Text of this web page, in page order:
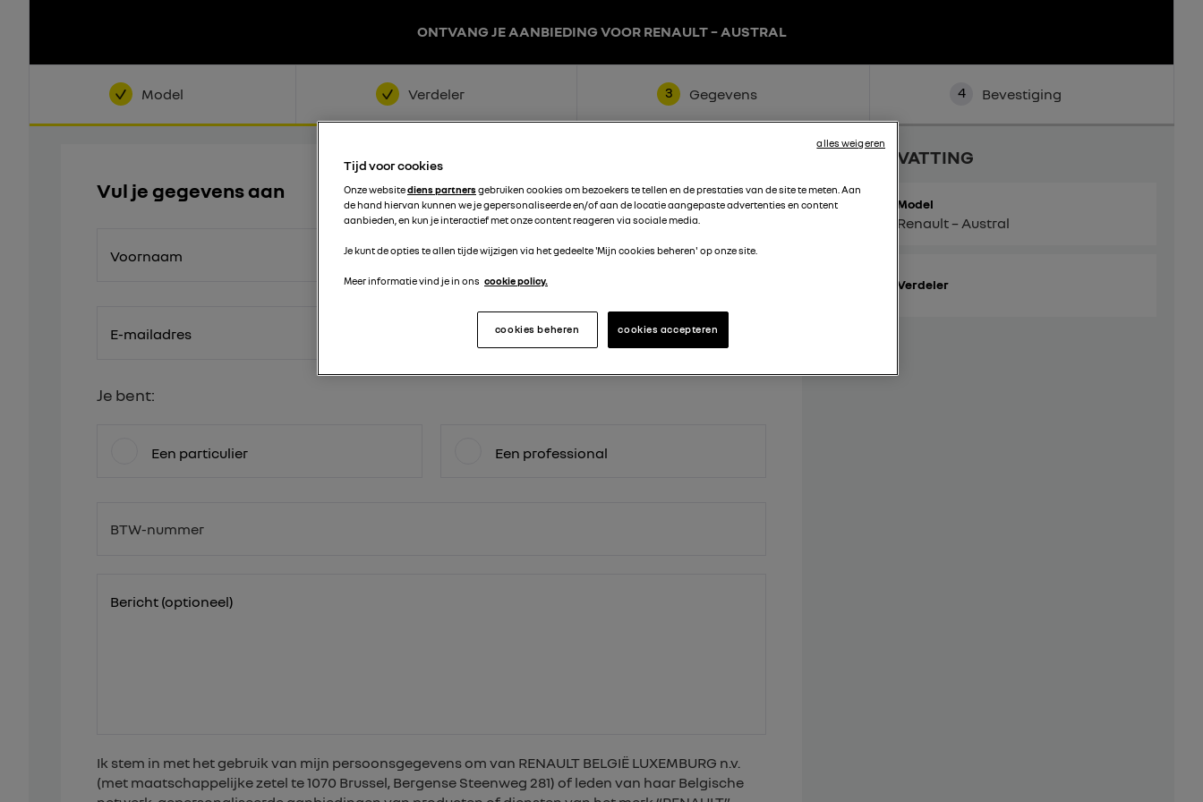
ONTVANG JE AANBIEDING VOOR RENAULT – AUSTRAL
Model Verdeler 3 Gegevens 4 Bevestiging
Vul je gegevens aan
Voornaam Achternaam
E-mailadres Telefoon
Je bent:
Een particulier Een professional
BTW-nummer
BE
Bericht (optioneel)
Ik stem in met het gebruik van mijn persoonsgegevens om van RENAULT BELGIË LUXEMBURG n.v.
(met maatschappelijke zetel te 1070 Brussel, Bergense Steenweg 281) of leden van haar Belgische
SAMENVATTING
Model
Renault – Austral
Verdeler
Tijd voor cookies
Onze websitediens partnersgebruiken cookies om bezoekers te tellen en de prestaties van de site te meten. Aan
de hand hiervan kunnen we je gepersonaliseerde en/of aan de locatie aangepaste advertenties en content
aanbieden, en kun je interactief met onze content reageren via sociale media.
Je kunt de opties te allen tijde wijzigen via het gedeelte 'Mijn cookies beheren' op onze site.
Meer informatie vind je in ons cookie policy.
cookies accepteren
cookies beheren
alles weigeren